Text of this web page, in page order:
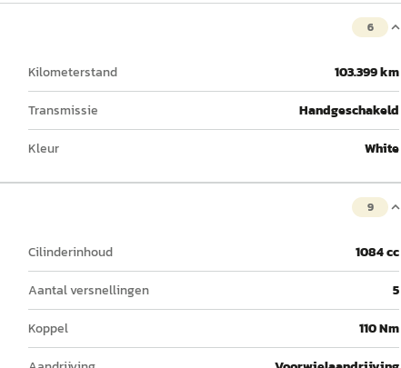
6
Kilometerstand
103.399 km
Transmissie
Handgeschakeld
Kleur White
9
Cilinderinhoud
1084 cc
Aantal versnellingen
5
Koppel
110 Nm